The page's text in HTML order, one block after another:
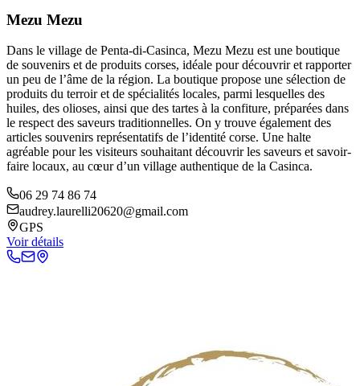
Mezu Mezu
Dans le village de Penta-di-Casinca, Mezu Mezu est une boutique
de souvenirs et de produits corses, idéale pour découvrir et rapporter
un peu de l’âme de la région. La boutique propose une sélection de
produits du terroir et de spécialités locales, parmi lesquelles des
huiles, des olioses, ainsi que des tartes à la confiture, préparées dans
le respect des saveurs traditionnelles. On y trouve également des
articles souvenirs représentatifs de l’identité corse. Une halte
agréable pour les visiteurs souhaitant découvrir les saveurs et savoir-
faire locaux, au cœur d’un village authentique de la Casinca.
06 29 74 86 74
audrey.laurelli20620@gmail.com
GPS
Voir détails